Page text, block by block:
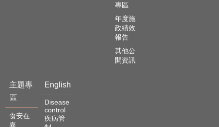
專區
年度施
政績效
報告
其他公
開資訊
主題專
區
食安在
嘉
English
Disease
control
疾病管